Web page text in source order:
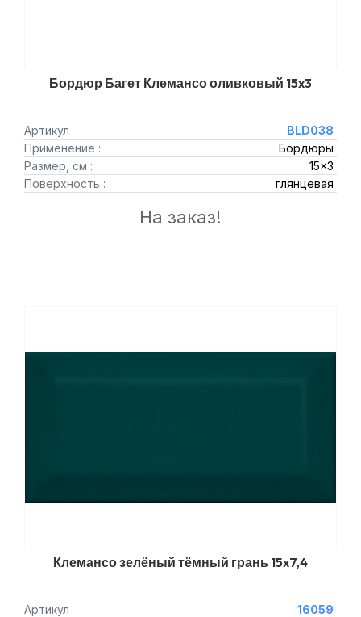
Бордюр Багет Клемансо оливковый 15x3
Артикул
BLD038
Применение :
Бордюры
Размер, см :
15x3
Поверхность :
глянцевая
На заказ!
Клемансо зелёный тёмный грань 15x7,4
Артикул
16059